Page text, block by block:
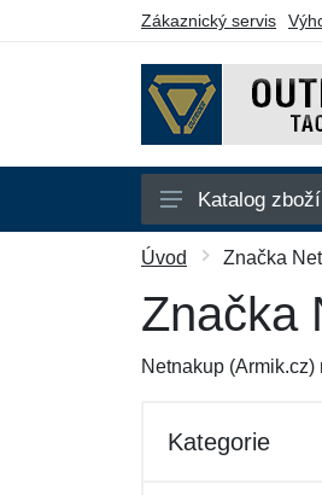
Zákaznický servis
Bundy
Kalhoty
Katalog zboží
Úvod Značka
Značka
Netnakup
Kategorie